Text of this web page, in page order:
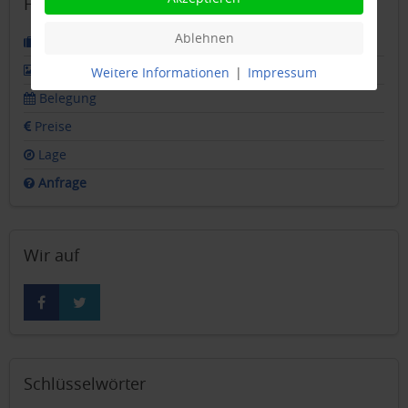
Belegung
Preise
Lage
Anfrage
Wir auf
Schlüsselwörter
Ablehnen
Weitere Informationen | Impressum